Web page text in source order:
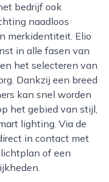
bedrijf ook
naadloos
merkidentiteit. Elio
in alle fasen van
het selecteren van
Dankzij een breed
kan snel worden
het gebied van stijl,
lighting. Via de
in contact met
of een